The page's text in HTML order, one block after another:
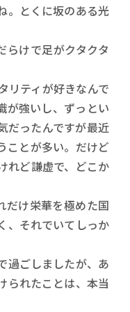
。とくに坂のある光
らけで足がクタクタ
リティが好きなんで
が強いし、ずっとい
だったんですが最近
ことが多い。だけど
れど謙虚で、どこか
け栄華を極めた国
、それでいてしっか
過ごしましたが、あ
られたことは、本当